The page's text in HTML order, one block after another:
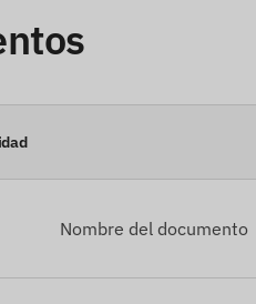
Nombre del documento